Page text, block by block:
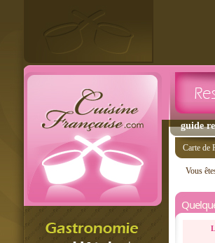
guide
Carte de
Vous